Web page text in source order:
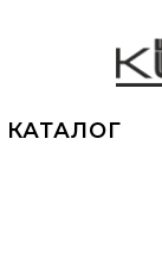
КАТАЛОГ